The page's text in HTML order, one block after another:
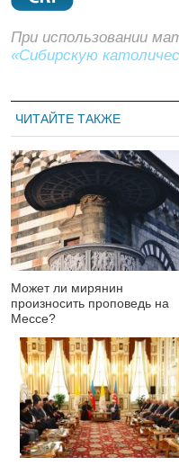
При использовании
«Сибирскую
ЧИТАЙТЕ ТАКЖЕ
Может ли мирянин
произносить проповедь на
Мессе?